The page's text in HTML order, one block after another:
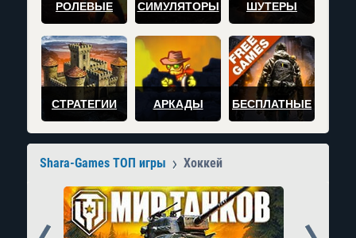
РОЛЕВЫЕ СИМУЛЯТОРЫ ШУТЕРЫ
СТРАТЕГИИ АРКАДЫ БЕСПЛАТНЫЕ
Shara-Games ТОП игры Хоккей
Prev